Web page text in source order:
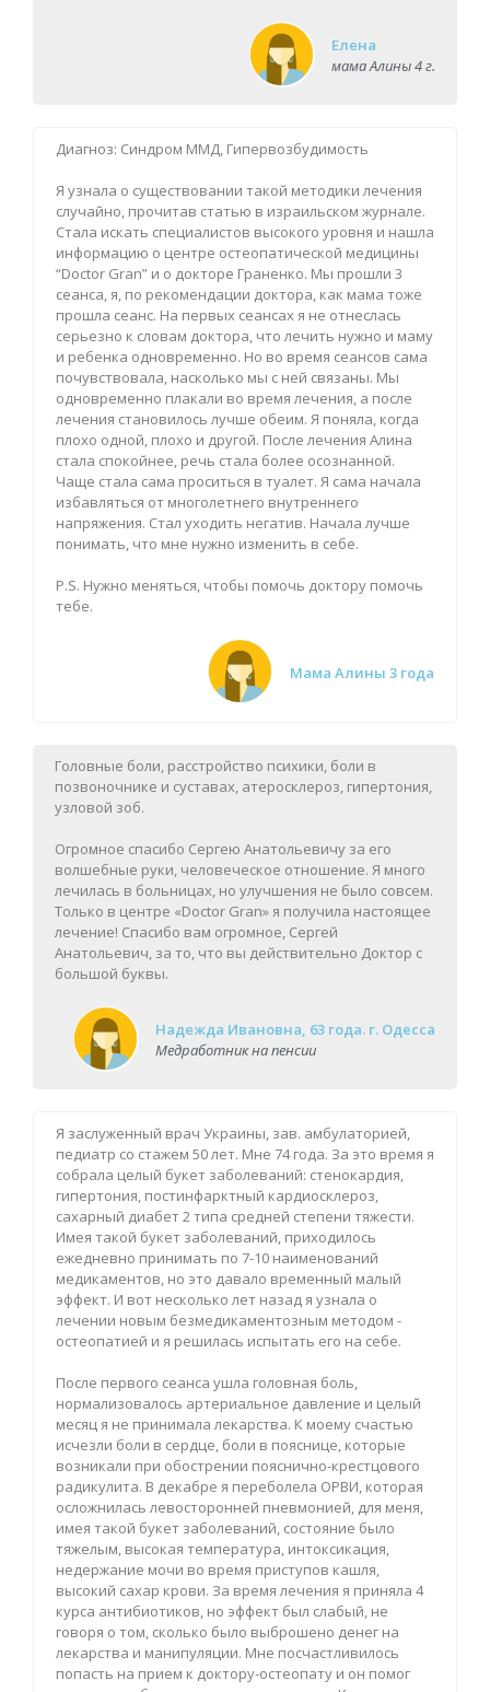
Елена
мама Алины 4 г.
Диагноз: Синдром ММД, Гипервозбудимость
Я узнала о существовании такой методики лечения
случайно, прочитав статью в израильском журнале.
Стала искать специалистов высокого уровня и нашла
информацию о центре остеопатической медицины
“Doctor Gran” и о докторе Граненко. Мы прошли 3
сеанса, я, по рекомендации доктора, как мама тоже
прошла сеанс. На первых сеансах я не отнеслась
серьезно к словам доктора, что лечить нужно и маму
и ребенка одновременно. Но во время сеансов сама
почувствовала, насколько мы с ней связаны. Мы
одновременно плакали во время лечения, а после
лечения становилось лучше обеим. Я поняла, когда
плохо одной, плохо и другой. После лечения Алина
стала спокойнее, речь стала более осознанной.
Чаще стала сама проситься в туалет. Я сама начала
избавляться от многолетнего внутреннего
напряжения. Стал уходить негатив. Начала лучше
понимать, что мне нужно изменить в себе.
P.S. Нужно меняться, чтобы помочь доктору помочь
тебе.
Мама Алины 3 года
Головные боли, расстройство психики, боли в
позвоночнике и суставах, атеросклероз, гипертония,
узловой зоб.
Огромное спасибо Сергею Анатольевичу за его
волшебные руки, человеческое отношение. Я много
лечилась в больницах, но улучшения не было совсем.
Только в центре «Doctor Gran» я получила настоящее
лечение! Спасибо вам огромное, Сергей
Анатольевич, за то, что вы действительно Доктор с
большой буквы.
Надежда Ивановна, 63 года. г. Одесса
Медработник на пенсии
Я заслуженный врач Украины, зав. амбулаторией,
педиатр со стажем 50 лет. Мне 74 года. За это время я
собрала целый букет заболеваний: стенокардия,
гипертония, постинфарктный кардиосклероз,
сахарный диабет 2 типа средней степени тяжести.
Имея такой букет заболеваний, приходилось
ежедневно принимать по 7-10 наименований
медикаментов, но это давало временный малый
эффект. И вот несколько лет назад я узнала о
лечении новым безмедикаментозным методом -
остеопатией и я решилась испытать его на себе.
После первого сеанса ушла головная боль,
нормализовалось артериальное давление и целый
месяц я не принимала лекарства. К моему счастью
исчезли боли в сердце, боли в пояснице, которые
возникали при обострении пояснично-крестцового
радикулита. В декабре я переболела ОРВИ, которая
осложнилась левосторонней пневмонией, для меня,
имея такой букет заболеваний, состояние было
тяжелым, высокая температура, интоксикация,
недержание мочи во время приступов кашля,
высокий сахар крови. За время лечения я приняла 4
курса антибиотиков, но эффект был слабый, не
говоря о том, сколько было выброшено денег на
лекарства и манипуляции. Мне посчастливилось
попасть на прием к доктору-остеопату и он помог